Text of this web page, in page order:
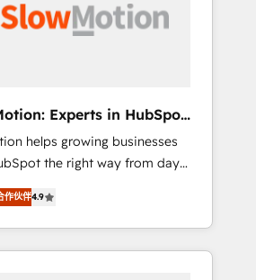
revenue, not just reports
across the UK who are
into the growth
to be.
Experts in HubSpot
helps growing businesses
the right way from day
flexibility to scale as
Highly certified in both
we bring deep
implementation,
作伙伴4.9